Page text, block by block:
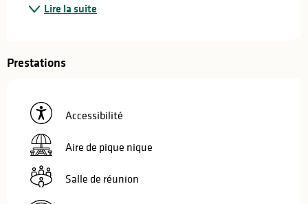
Lire la suite
Prestations
Accessibilité
Aire de pique nique
Salle de réunion